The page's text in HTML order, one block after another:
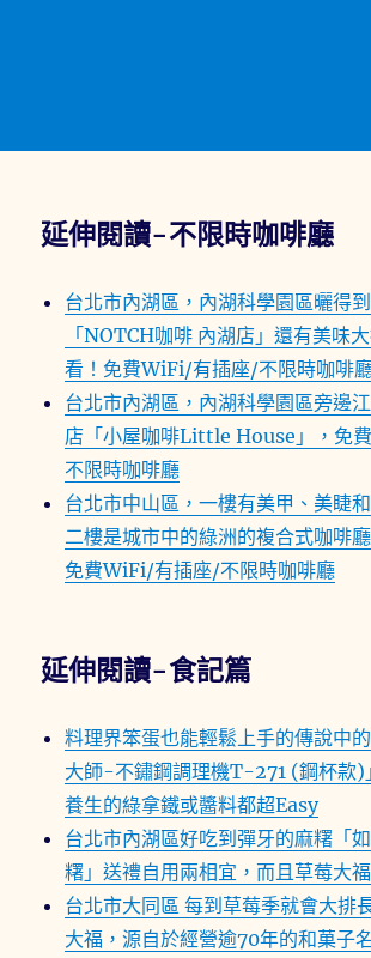
延伸閱讀-不限時咖啡廳
台北市內湖區，內湖科學園區曬得
「NOTCH咖啡 內湖店」還有美味
看！免費WiFi/有插座/不限時咖啡
台北市內湖區，內湖科學園區旁邊
店「小屋咖啡Little House」，免
不限時咖啡廳
台北市中山區，一樓有美甲、美睫
二樓是城市中的綠洲的複合式咖啡
免費WiFi/有插座/不限時咖啡廳
延伸閱讀-食記篇
料理界笨蛋也能輕鬆上手的傳說中
大師-不鏽鋼調理機T-271 (鋼杯款)
養生的綠拿鐵或醬料都超Easy
台北市內湖區好吃到彈牙的麻糬「
糬」送禮自用兩相宜，而且草莓大
台北市大同區 每到草莓季就會大排
大福，源自於經營逾70年的和菓子